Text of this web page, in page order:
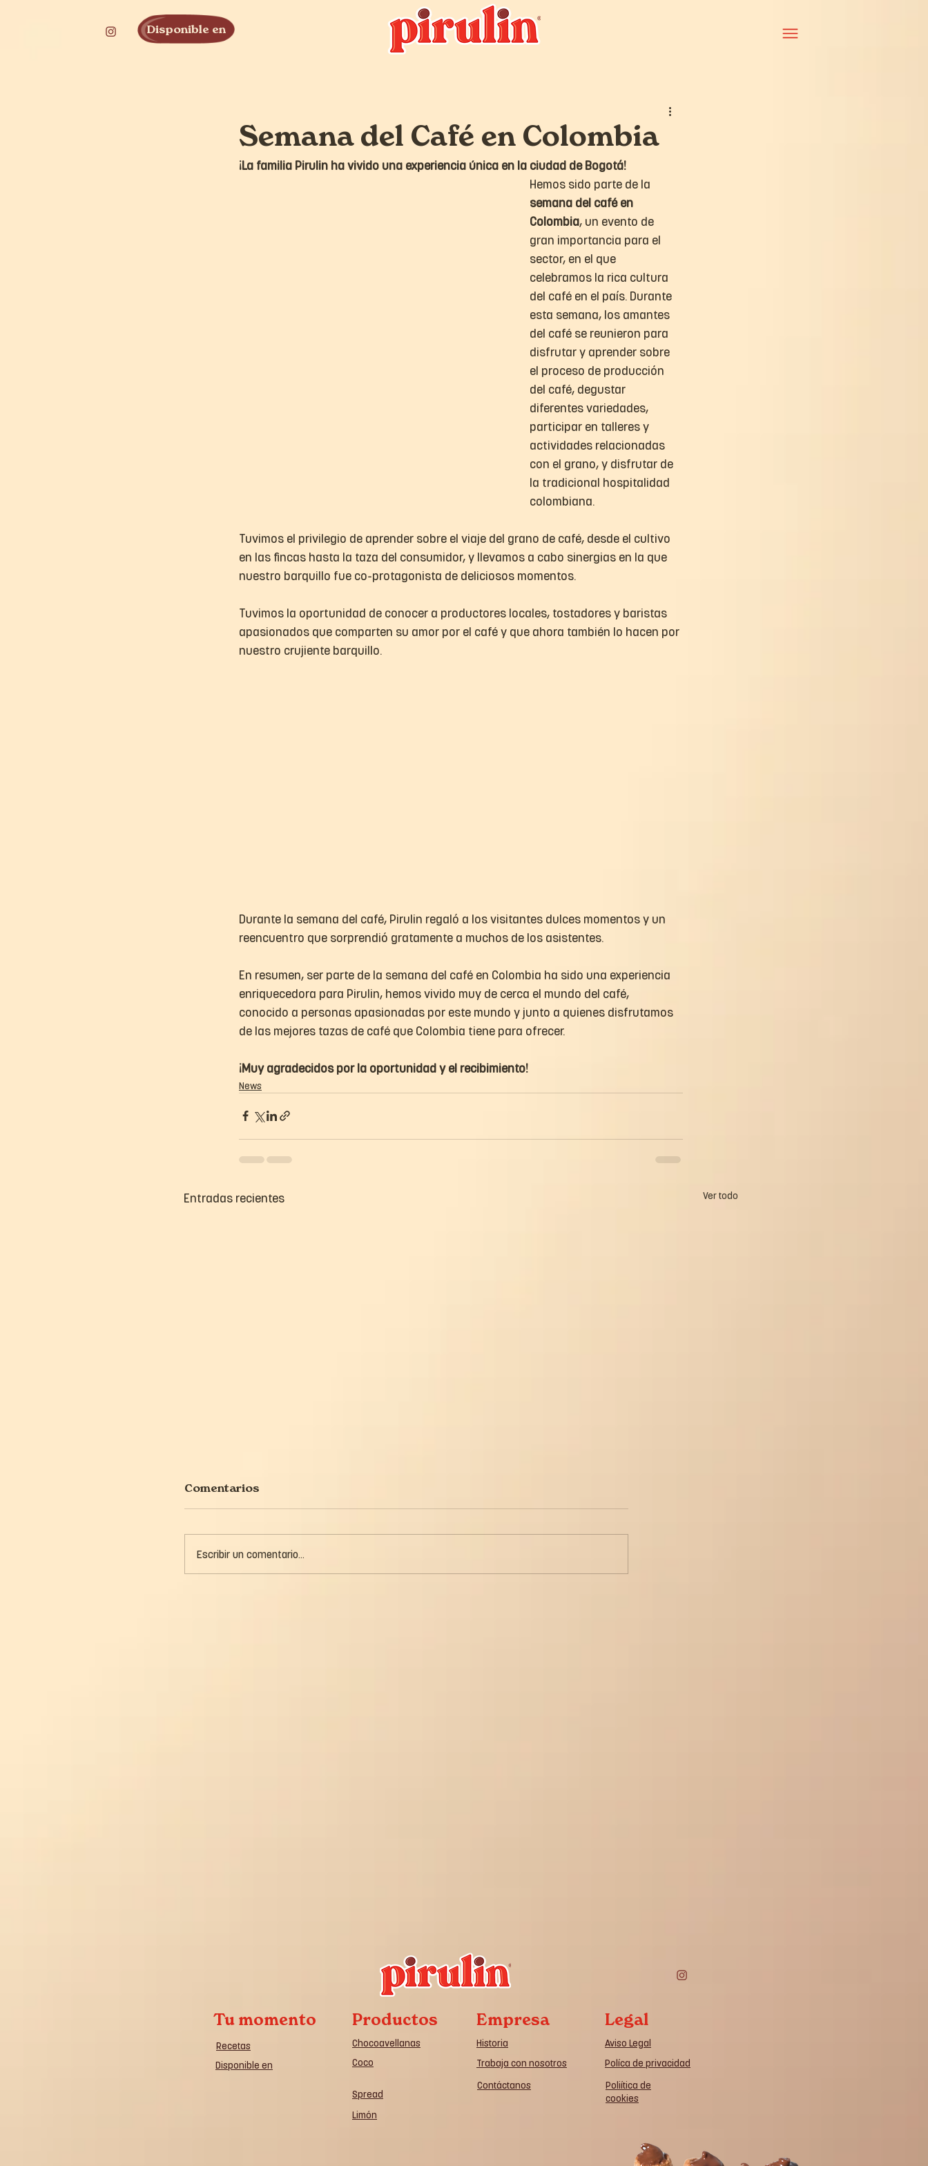
Disponible en
Semana del Café en Colombia
¡La familia Pirulin ha vivido una experiencia única en la ciudad de Bogotá!
Hemos sido parte de la
semana del café en
Colombia, un evento de
gran importancia para el
sector, en el que
celebramos la rica cultura
del café en el país. Durante
esta semana, los amantes
del café se reunieron para
disfrutar y aprender sobre
el proceso de producción
del café, degustar
diferentes variedades,
participar en talleres y
actividades relacionadas
con el grano, y disfrutar de
la tradicional hospitalidad
colombiana.
Tuvimos el privilegio de aprender sobre el viaje del grano de café, desde el cultivo
en las fincas hasta la taza del consumidor, y llevamos a cabo sinergias en la que
nuestro barquillo fue co-protagonista de deliciosos momentos.
Tuvimos la oportunidad de conocer a productores locales, tostadores y baristas
apasionados que comparten su amor por el café y que ahora también lo hacen por
nuestro crujiente barquillo.
Durante la semana del café, Pirulin regaló a los visitantes dulces momentos y un
reencuentro que sorprendió gratamente a muchos de los asistentes.
En resumen, ser parte de la semana del café en Colombia ha sido una experiencia
enriquecedora para Pirulin, hemos vivido muy de cerca el mundo del café,
conocido a personas apasionadas por este mundo y junto a quienes disfrutamos
de las mejores tazas de café que Colombia tiene para ofrecer.
¡Muy agradecidos por la oportunidad y el recibimiento!
News
Entradas recientes Ver todo
Comentarios
Escribir un comentario...
Tu momento
Recetas
Disponible en
Productos
Chocoavellanas
Coco
Spread
Empresa
Historia
Trabaja con nosotros
Contáctanos
Legal
Aviso Legal
Políca de privacidad
Poliítica de
cookies
Limón